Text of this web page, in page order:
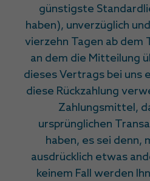
günstigste
haben), unverzüglich
vierzehn Tagen ab dem
an dem die Mitteilung
dieses Vertrags bei uns
diese Rückzahlung
Zahlungsmittel,
ursprünglichen
haben, es sei denn,
ausdrücklich etwas
keinem Fall werden